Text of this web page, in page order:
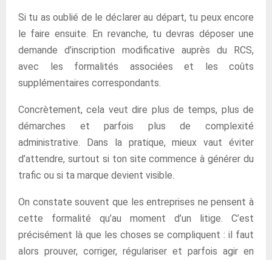
Si tu as oublié de le déclarer au départ, tu peux encore
le faire ensuite. En revanche, tu devras déposer une
demande d’inscription modificative auprès du RCS,
avec les formalités associées et les coûts
supplémentaires correspondants.
Concrètement, cela veut dire plus de temps, plus de
démarches et parfois plus de complexité
administrative. Dans la pratique, mieux vaut éviter
d’attendre, surtout si ton site commence à générer du
trafic ou si ta marque devient visible.
On constate souvent que les entreprises ne pensent à
cette formalité qu’au moment d’un litige. C’est
précisément là que les choses se compliquent : il faut
alors prouver, corriger, régulariser et parfois agir en